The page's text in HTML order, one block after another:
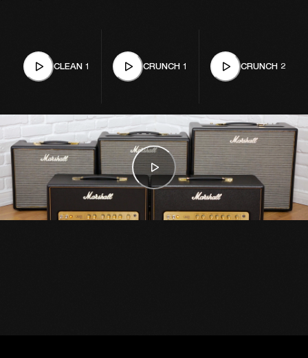
CLEAN 1 CRUNCH 1 CRUNCH 2